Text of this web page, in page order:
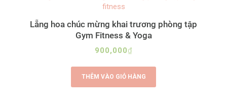
Lẵng hoa chúc mừng khai trương phòng tập
Gym Fitness & Yoga
900,000₫
THÊM VÀO GIỎ HÀNG